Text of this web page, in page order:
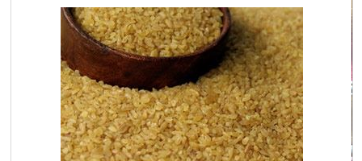
ANASAYFA
KATEGORİ
HAKKIMIZDA
İHALELERİ